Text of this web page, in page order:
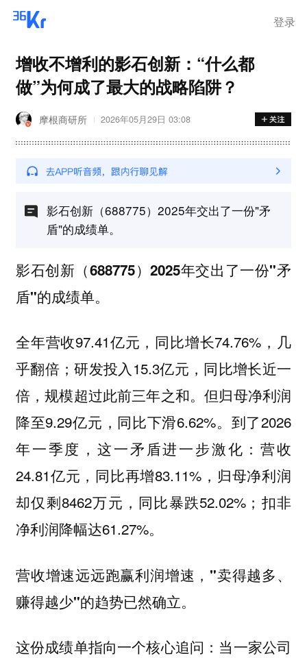
登录
增收不增利的影石创新：“什么都
做”为何成了最大的战略陷阱？
摩根商研所 2026年05月29日 03:08
影石创新（688775）2025年交出了一份"矛
盾"的成绩单。
影石创新（688775）2025年交出了一份"矛
盾"的成绩单。
全年营收97.41亿元，同比增长74.76%，几
乎翻倍；研发投入15.3亿元，同比增长近一
倍，规模超过此前三年之和。但归母净利润
降至9.29亿元，同比下滑6.62%。到了2026
年一季度，这一矛盾进一步激化：营收
24.81亿元，同比再增83.11%，归母净利润
却仅剩8462万元，同比暴跌52.02%；扣非
净利润降幅达61.27%。
营收增速远远跑赢利润增速，"卖得越多、
赚得越少"的趋势已然确立。
这份成绩单指向一个核心追问：当一家公司